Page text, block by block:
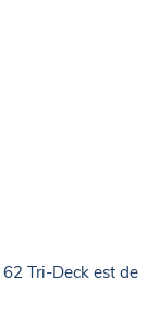
Tri-Deck est de